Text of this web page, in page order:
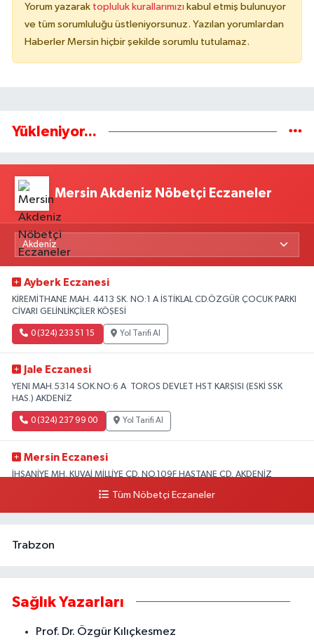
Yorum yazarak topluluk kurallarımızı kabul etmiş bulunuyor
ve tüm sorumluluğu üstleniyorsunuz. Yazılan yorumlardan
Haberler Mersin hiçbir şekilde sorumlu tutulamaz.
Yükleniyor...
Mersin Akdeniz Nöbetçi Eczaneler
Ayberk Eczanesi
KİREMİTHANE MAH. 4413 SK. NO:1 A İSTİKLAL CD.ÖZGÜR ÇOCUK PARKI
CİVARI GELİNLİKÇİLER KÖŞESİ
0 (324) 233 51 15 Yol Tarifi Al
Jale Eczanesi
YENI MAH.5314 SOK.NO:6 A TOROS DEVLET HST KARŞISI (ESKİ SSK
HAS.) AKDENİZ
0 (324) 237 99 00 Yol Tarifi Al
Mersin Eczanesi
İHSANİYE MH. KUVAİ MİLLİYE CD. NO.109F HASTANE CD. AKDENİZ
Tüm Nöbetçi Eczaneler
Trabzon
Sağlık Yazarları
Prof. Dr. Özgür Kılıçkesmez